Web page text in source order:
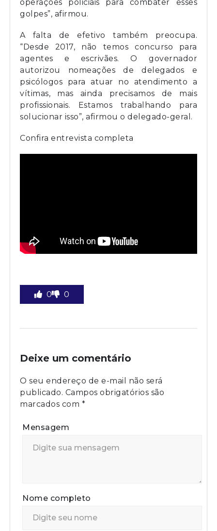
operações policiais para combater esses
golpes”, afirmou.
A falta de efetivo também preocupa.
“Desde 2017, não temos concurso para
agentes e escrivães. O governador
autorizou nomeações de delegados e
psicólogos para atuar no atendimento a
vítimas, mas ainda precisamos de mais
profissionais. Estamos trabalhando para
solucionar isso”, afirmou o delegado-geral.
Confira entrevista completa
0 0
Deixe um comentário
O seu endereço de e-mail não será
publicado. Campos obrigatórios são
marcados com *
Mensagem
Nome completo